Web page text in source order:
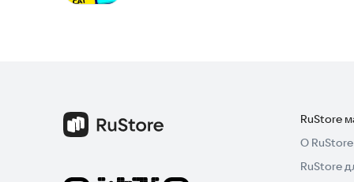
Установите приложение и начните учиться
RuStore
О RuStore
RuStore